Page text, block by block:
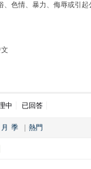
色情、暴力、侮辱或引
中 已回答
月 季 熱門